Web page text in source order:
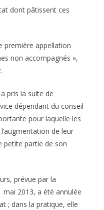
dont pâtissent ces
première appellation
non accompagnés »,
a pris la suite de
dépendant du conseil
pour laquelle les
de leur
petite partie de son
prévue par la
mai 2013, a été annulée
; dans la pratique, elle